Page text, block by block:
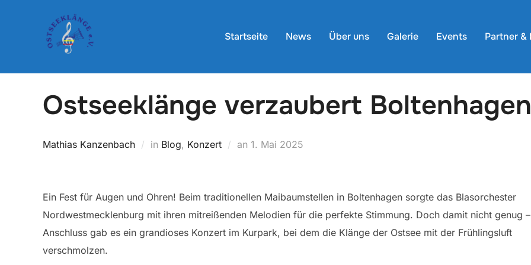
Startseite News Über uns Galerie Events Partner &
Ostseeklänge verzaubert
Mathias Kanzenbach in Blog, Konzert an Veröffentlicht
1. Mai 2025
Ein Fest für Augen und Ohren! Beim traditionellen Maibaumstellen in Boltenhagen sorgte das Blasorchester
Nordwestmecklenburg mit ihren mitreißenden Melodien für die perfekte Stimmung. Doch damit nicht genug
Anschluss gab es ein grandioses Konzert im Kurpark, bei dem die Klänge der Ostsee mit der Frühlingsluft
verschmolzen.